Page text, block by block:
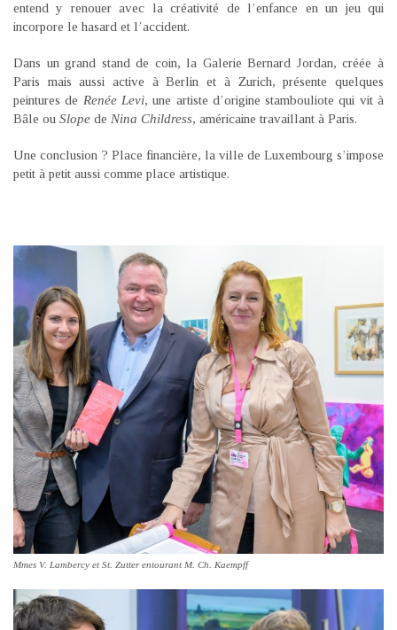
entend y renouer avec la créativité de l’enfance en un jeu qui
incorpore le hasard et l’accident.
Dans un grand stand de coin, la Galerie Bernard Jordan, créée à
Paris mais aussi active à Berlin et à Zurich, présente quelques
peintures de Renée Levi, une artiste d’origine stambouliote qui vit à
Bâle ou Slope de Nina Childress, américaine travaillant à Paris.
Une conclusion ? Place financière, la ville de Luxembourg s’impose
petit à petit aussi comme place artistique.
Mmes V. Lambercy et St. Zutter entourant M. Ch. Kaempff